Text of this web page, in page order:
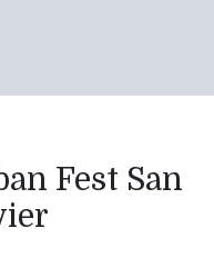
Fest San